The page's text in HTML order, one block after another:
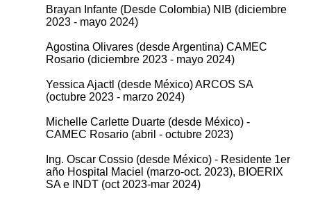
Brayan Infante (Desde Colombia) NIB (diciembre
2023 - mayo 2024)
Agostina Olivares (desde Argentina) CAMEC
Rosario (diciembre 2023 - mayo 2024)
Yessica Ajactl (desde México) ARCOS SA
(octubre 2023 - marzo 2024)
Michelle Carlette Duarte (desde México) -
CAMEC Rosario (abril - octubre 2023)
Ing. Oscar Cossio (desde México) - Residente 1er
año Hospital Maciel (marzo-oct. 2023), BIOERIX
SA e INDT (oct 2023-mar 2024)